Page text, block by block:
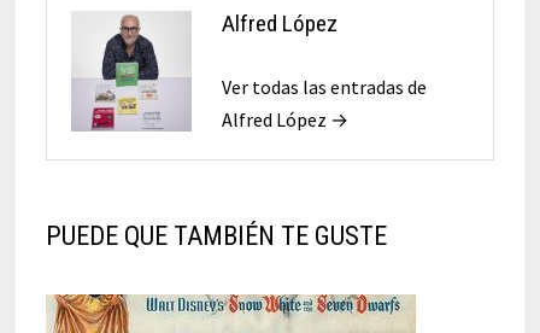
Alfred López
Ver todas las entradas de
Alfred López →
PUEDE QUE TAMBIÉN TE GUSTE